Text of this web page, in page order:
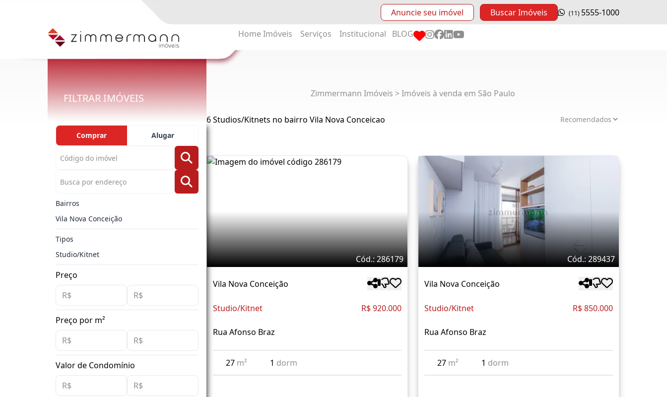
Anuncie seu imóvel Buscar Imóveis (11) 5555-1000
Home Imóveis Serviços Institucional BLOG
FILTRAR IMÓVEIS
Comprar Alugar
Bairros
Vila Nova Conceição
Tipos
Studio/Kitnet
Preço
Preço por m²
Valor de Condomínio
Zimmermann Imóveis > Imóveis à venda em São Paulo
6 Studios/Kitnets no bairro Vila Nova Conceicao
Cód.: 286179
Vila Nova Conceição
Studio/Kitnet R$ 920.000
Rua Afonso Braz
27 m² 1 dorm
Cód.: 289437
Vila Nova Conceição
Studio/Kitnet R$ 850.000
Rua Afonso Braz
27 m² 1 dorm